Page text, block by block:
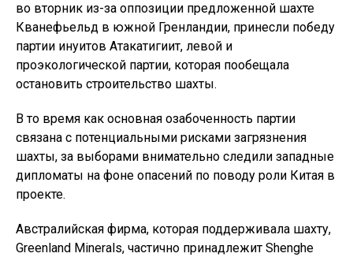
во вторник из-за оппозиции предложенной шахте
Кванефьельд в южной Гренландии, принесли победу
партии инуитов Атакатигиит, левой и
проэкологической партии, которая пообещала
остановить строительство шахты.
В то время как основная озабоченность партии
связана с потенциальными рисками загрязнения
шахты, за выборами внимательно следили западные
дипломаты на фоне опасений по поводу роли Китая в
проекте.
Австралийская фирма, которая поддерживала шахту,
Greenland Minerals, частично принадлежит Shenghe